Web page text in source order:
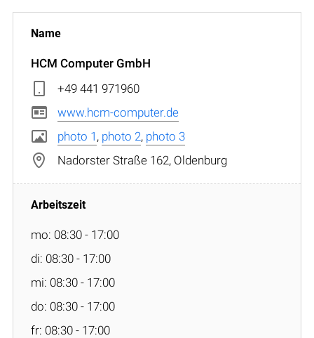
HCM Computer GmbH
+49 441 971960
www.hcm-computer.de
photo 1 , photo 2, photo 3
Nadorster Straße 162, Oldenburg
mo: 08:30 - 17:00
di: 08:30 - 17:00
mi: 08:30 - 17:00
do: 08:30 - 17:00
fr: 08:30 - 17:00